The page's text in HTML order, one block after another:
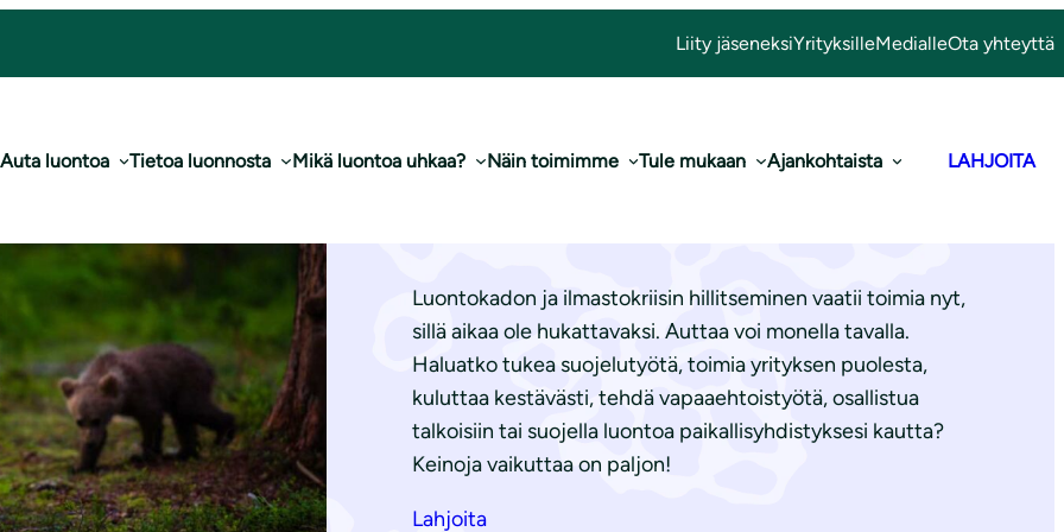
Liity jäseneksiYrityksilleMedialleOta yhteyttä
Auta luontoa Tietoa luonnosta Mikä luontoa uhkaa? Näin toimimme Tule mukaan Ajankohtaista LAHJOITA
Luontokadon ja ilmastokriisin hillitseminen vaatii toimia nyt,
sillä aikaa ole hukattavaksi. Auttaa voi monella tavalla.
Haluatko tukea suojelutyötä, toimia yrityksen puolesta,
kuluttaa kestävästi, tehdä vapaaehtoistyötä, osallistua
talkoisiin tai suojella luontoa paikallisyhdistyksesi kautta?
Keinoja vaikuttaa on paljon!
Lahjoita